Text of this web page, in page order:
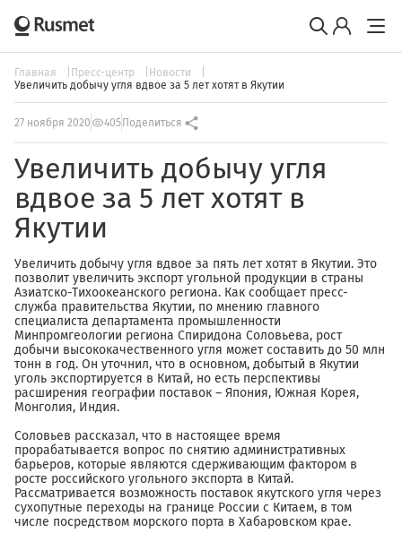
Главная Пресс-центр
Новости
Увеличить добычу угля вдвое за 5 лет хотят в Якутии
27 ноября 2020 405 Поделиться
Увеличить добычу угля
вдвое за 5 лет хотят в
Якутии
Увеличить добычу угля вдвое за пять лет хотят в Якутии. Это
позволит увеличить экспорт угольной продукции в страны
Азиатско-Тихоокеанского региона. Как сообщает пресс-
служба правительства Якутии, по мнению главного
специалиста департамента промышленности
Минпромгеологии региона Спиридона Соловьева, рост
добычи высококачественного угля может составить до 50 млн
тонн в год. Он уточнил, что в основном, добытый в Якутии
уголь экспортируется в Китай, но есть перспективы
расширения географии поставок – Япония, Южная Корея,
Монголия, Индия.
Соловьев рассказал, что в настоящее время
прорабатывается вопрос по снятию административных
барьеров, которые являются сдерживающим фактором в
росте российского угольного экспорта в Китай.
Рассматривается возможность поставок якутского угля через
сухопутные переходы на границе России с Китаем, в том
числе посредством морского порта в Хабаровском крае.